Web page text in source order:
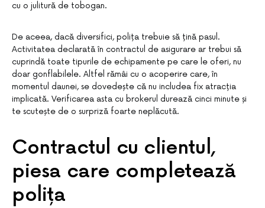
cu o julitură de tobogan.
De aceea, dacă diversifici, polița trebuie să țină pasul.
Activitatea declarată în contractul de asigurare ar trebui să
cuprindă toate tipurile de echipamente pe care le oferi, nu
doar gonflabilele. Altfel rămâi cu o acoperire care, în
momentul daunei, se dovedește că nu includea fix atracția
implicată. Verificarea asta cu brokerul durează cinci minute și
te scutește de o surpriză foarte neplăcută.
Contractul cu clientul,
piesa care completează
polița